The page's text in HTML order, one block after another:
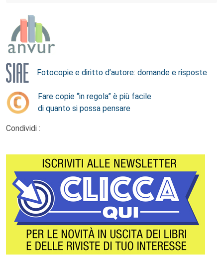
Fotocopie e diritto d’autore: domande e risposte
Fare copie “in regola” è più facile
di quanto si possa pensare
Condividi :